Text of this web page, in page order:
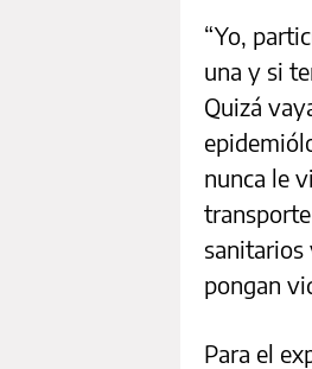
“Yo,
una y si
Quizá
nunca le
sanitarios
pongan
Para el